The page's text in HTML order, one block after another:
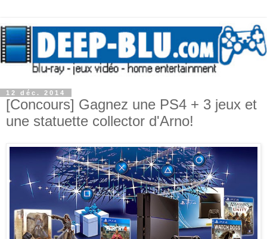
12 déc. 2014
[Concours] Gagnez une PS4 + 3 jeux et
une statuette collector d'Arno!